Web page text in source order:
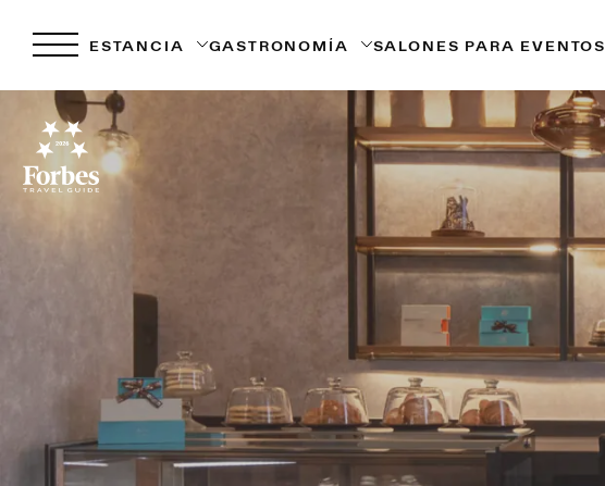
ESTANCIA GASTRONOMÍA SALONES PARA EVENTOS